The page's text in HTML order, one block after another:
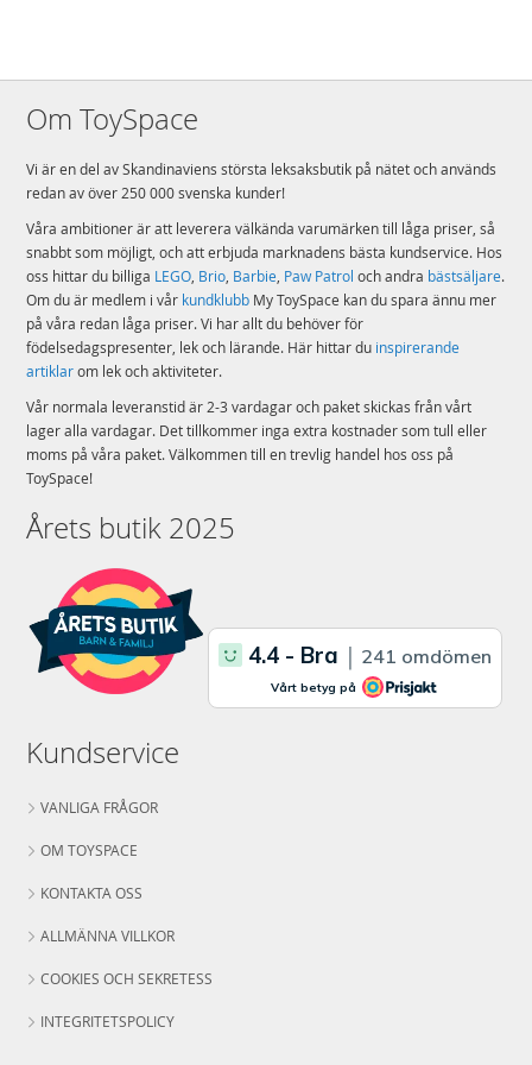
Om ToySpace
Vi är en del av Skandinaviens största leksaksbutik på nätet och används
redan av över 250 000 svenska kunder!
Våra ambitioner är att leverera välkända varumärken till låga priser, så
snabbt som möjligt, och att erbjuda marknadens bästa kundservice. Hos
oss hittar du billiga LEGO, Brio, Barbie, Paw Patrol och andra bästsäljare.
Om du är medlem i vår kundklubb My ToySpace kan du spara ännu mer
på våra redan låga priser. Vi har allt du behöver för
födelsedagspresenter, lek och lärande. Här hittar du inspirerande
artiklarom lek och aktiviteter.
Vår normala leveranstid är 2-3 vardagar och paket skickas från vårt
lager alla vardagar. Det tillkommer inga extra kostnader som tull eller
moms på våra paket. Välkommen till en trevlig handel hos oss på
ToySpace!
Årets butik 2025
Kundservice
VANLIGA FRÅGOR
OM TOYSPACE
KONTAKTA OSS
ALLMÄNNA VILLKOR
COOKIES OCH SEKRETESS
INTEGRITETSPOLICY